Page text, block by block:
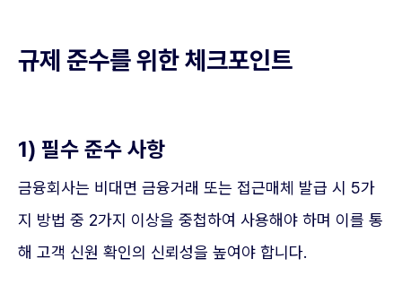
규제 준수를 위한 체크포인트
1) 필수 준수 사항
금융회사는 비대면 금융거래 또는 접근매체 발급 시 5가
지 방법 중 2가지 이상을 중첩하여 사용해야 하며 이를 통
해 고객 신원 확인의 신뢰성을 높여야 합니다.